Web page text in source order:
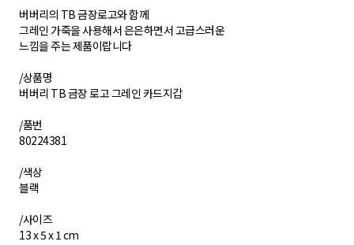
버버리의 TB 금장로고와 함께
그레인 가죽을 사용해서 은은하면서 고급스러운
느낌을 주는 제품이랍니다
/상품명
버버리 TB 금장 로고 그레인 카드지갑
/품번
80224381
/색상
블랙
/사이즈
13 x 5 x 1 cm